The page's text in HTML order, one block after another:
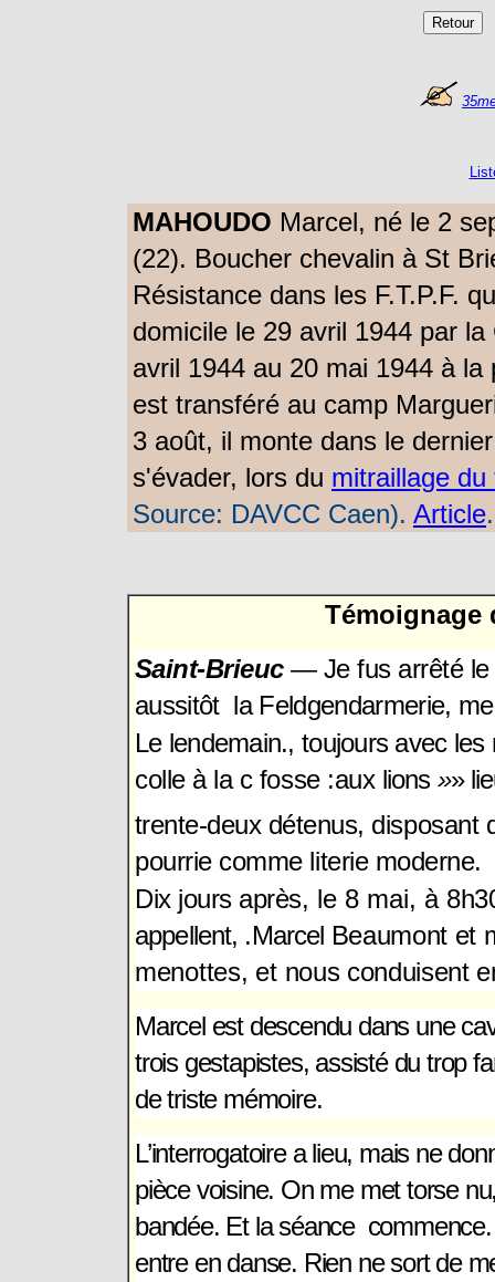
MAHOUDO Marcel, né le 2
(22). Boucher chevalin à St
Résistance dans les F.T.P.F.
domicile le 29 avril 1944 par la
avril 1944 au 20 mai 1944 à
est transféré au camp
3 août, il monte dans le
s'évader, lors du mitraillage
Source: DAVCC Caen). Article.
Témoignage
Saint-Brieuc—Je fus arrêté
aussitôt la Feldgendarmerie,
Le lendemain., toujours avec les
colle à la c fosse :aux lions »»
trente-deux détenus, disposant
pourrie comme literie moderne.
Dix jours après, le 8 mai, à
appellent, .Marcel Beaumont et
menottes, et nous conduisent
Marcel est descendu dans une
trois gestapistes, assisté du trop
de triste mémoire.
L’interrogatoire a lieu, mais ne
pièce voisine. On me met torse
bandée. Et la séance
entre en danse. Rien ne sort de